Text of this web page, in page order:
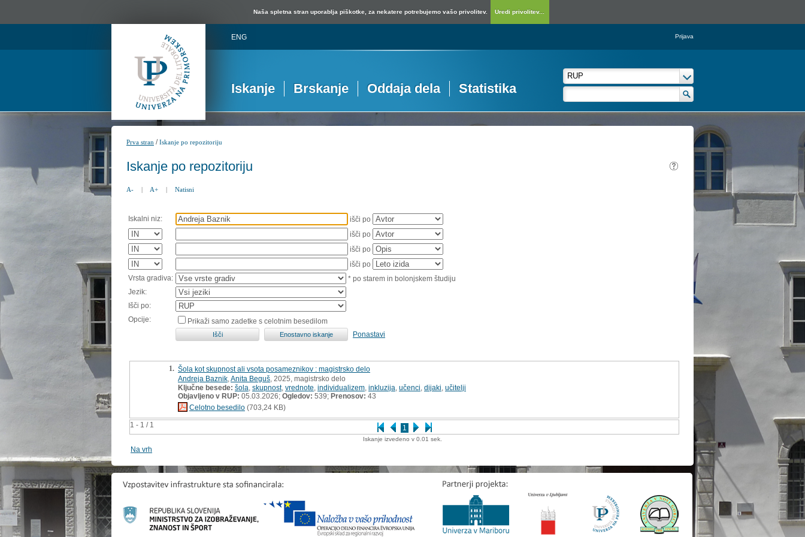
Naša spletna stran uporablja piškotke, za nekatere potrebujemo vašo privolitev. Uredi privolitev...
ENG Prijava
Iskanje Brskanje Oddaja dela Statistika
Prva stran /Iskanje po repozitoriju
Iskanje po repozitoriju
A- | A+ | Natisni
Iskalni niz:
išči po
išči po
išči po
išči po
Vrsta gradiva:
* po starem in bolonjskem študiju
Jezik:
Išči po:
Opcije:
Prikaži samo zadetke s celotnim besedilom
Ponastavi
1 - 1 / 1 1
1. Šola kot skupnost ali vsota posameznikov : magistrsko delo
Andreja Baznik Anita Beguš , 2025, magistrsko delo
Ključne besede: šola skupnost, vrednote individualizem inkluzija učenci dijaki učitelji
Objavljeno v RUP: 05.03.2026; Ogledov: 539; Prenosov: 43
Celotno besedilo (703,24 KB)
Iskanje izvedeno v 0.01 sek.
Na vrh